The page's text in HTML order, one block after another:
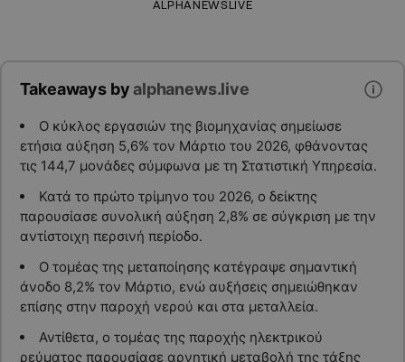
ALPHANEWSLIVE
Takeaways byalphanews.live
Ο κύκλος εργασιών της βιομηχανίας σημείωσε
ετήσια αύξηση 5,6% τον Μάρτιο του 2026, φθάνοντας
τις 144,7 μονάδες σύμφωνα με τη Στατιστική Υπηρεσία.
Κατά το πρώτο τρίμηνο του 2026, ο δείκτης
παρουσίασε συνολική αύξηση 2,8% σε σύγκριση με την
αντίστοιχη περσινή περίοδο.
Ο τομέας της μεταποίησης κατέγραψε σημαντική
άνοδο 8,2% τον Μάρτιο, ενώ αυξήσεις σημειώθηκαν
επίσης στην παροχή νερού και στα μεταλλεία.
Αντίθετα, ο τομέας της παροχής ηλεκτρικού
ρεύματος παρουσίασε αρνητική μεταβολή της τάξης